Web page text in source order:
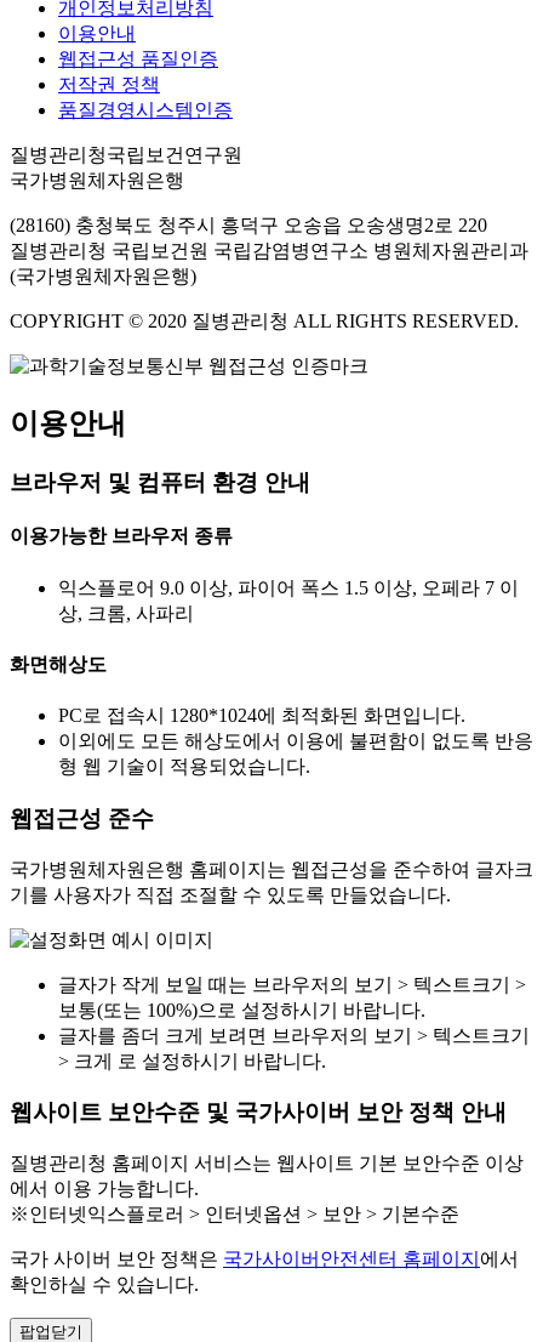
개인정보처리방침
이용안내
웹접근성 품질인증
저작권 정책
품질경영시스템인증
질병관리청국립보건연구원
국가병원체자원은행
(28160) 충청북도 청주시 흥덕구 오송읍 오송생명2로 220
질병관리청 국립보건원 국립감염병연구소 병원체자원관리과
(국가병원체자원은행)
COPYRIGHT © 2020 질병관리청 ALL RIGHTS RESERVED.
이용안내
브라우저 및 컴퓨터 환경 안내
이용가능한 브라우저 종류
익스플로어 9.0 이상, 파이어 폭스 1.5 이상, 오페라 7 이
상, 크롬, 사파리
화면해상도
PC로 접속시 1280*1024에 최적화된 화면입니다.
이외에도 모든 해상도에서 이용에 불편함이 없도록 반응
형 웹 기술이 적용되었습니다.
웹접근성 준수
국가병원체자원은행 홈페이지는 웹접근성을 준수하여 글자크
기를 사용자가 직접 조절할 수 있도록 만들었습니다.
글자가 작게 보일 때는 브라우저의 보기 > 텍스트크기 >
보통(또는 100%)으로 설정하시기 바랍니다.
글자를 좀더 크게 보려면 브라우저의 보기 > 텍스트크기
> 크게 로 설정하시기 바랍니다.
웹사이트 보안수준 및 국가사이버 보안 정책 안내
질병관리청 홈페이지 서비스는 웹사이트 기본 보안수준 이상
에서 이용 가능합니다.
※인터넷익스플로러 > 인터넷옵션 > 보안 > 기본수준
국가 사이버 보안 정책은 국가사이버안전센터 홈페이지 에서
확인하실 수 있습니다.
팝업닫기